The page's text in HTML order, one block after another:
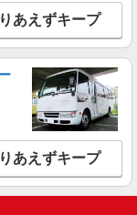
あえずキープ
あえずキープ